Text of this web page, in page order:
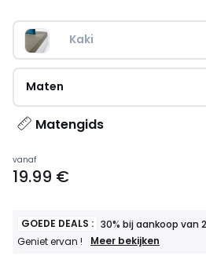
Kaki
Maten
Matengids
Prijs
vanaf
vanaf
19.99 €
GOEDE DEALS : 30% bij aankoop van
Geniet ervan !
GOEDE
Meer bekijken